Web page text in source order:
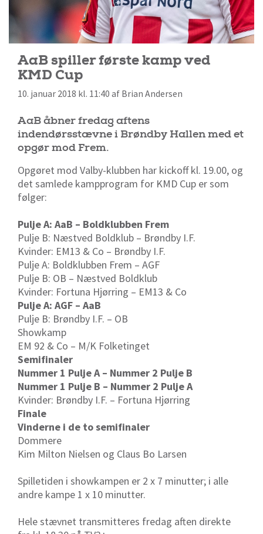
AaB spiller første kamp ved
KMD Cup
10. januar 2018 kl. 11:40 af Brian Andersen
AaB åbner fredag aftens
indendørsstævne i Brøndby Hallen med et
opgør mod Frem.
Opgøret mod Valby-klubben har kickoff kl. 19.00, og
det samlede kampprogram for KMD Cup er som
følger:
Pulje A: AaB – Boldklubben Frem
Pulje B: Næstved Boldklub – Brøndby I.F.
Kvinder: EM13 & Co – Brøndby I.F.
Pulje A: Boldklubben Frem – AGF
Pulje B: OB – Næstved Boldklub
Kvinder: Fortuna Hjørring – EM13 & Co
Pulje A: AGF – AaB
Pulje B: Brøndby I.F. – OB
Showkamp
EM 92 & Co – M/K Folketinget
Semifinaler
Nummer 1 Pulje A – Nummer 2 Pulje B
Nummer 1 Pulje B – Nummer 2 Pulje A
Kvinder: Brøndby I.F. – Fortuna Hjørring
Finale
Vinderne i de to semifinaler
Dommere
Kim Milton Nielsen og Claus Bo Larsen
Spilletiden i showkampen er 2 x 7 minutter; i alle
andre kampe 1 x 10 minutter.
Hele stævnet transmitteres fredag aften direkte